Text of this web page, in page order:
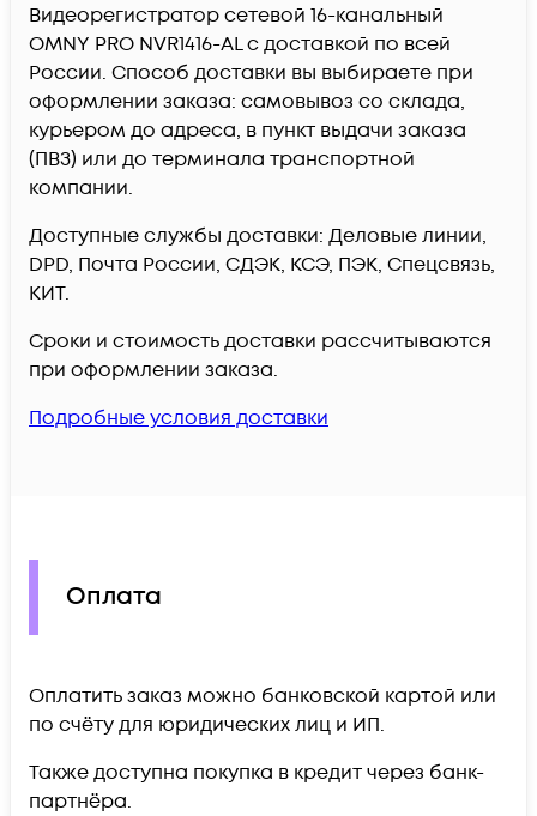
Видеорегистратор сетевой 16-канальный
OMNY PRO NVR1416-AL c доставкой по всей
России. Способ доставки вы выбираете при
оформлении заказа: самовывоз со склада,
курьером до адреса, в пункт выдачи заказа
(ПВЗ) или до терминала транспортной
компании.
Доступные службы доставки: Деловые линии,
DPD, Почта России, СДЭК, КСЭ, ПЭК, Спецсвязь,
КИТ.
Сроки и стоимость доставки рассчитываются
при оформлении заказа.
Подробные условия доставки
Оплата
Оплатить заказ можно банковской картой или
по счёту для юридических лиц и ИП.
Также доступна покупка в кредит через банк-
партнёра.